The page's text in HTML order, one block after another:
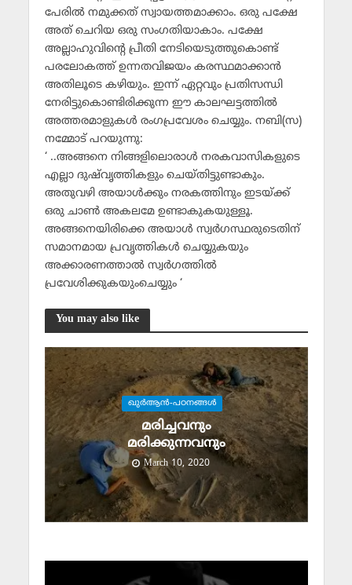
പേരില്‍ നമുക്കത് സ്വായത്തമാക്കാം. ഒരു പക്ഷേ
അത് ചെറിയ ഒരു സംഗതിയാകാം. പക്ഷേ
അല്ലാഹുവിന്റെ പ്രീതി നേടിയെടുത്തുകൊണ്ട്
പരലോകത്ത് ഉന്നതവിജയം കരസ്ഥമാക്കാന്‍
അതിലൂടെ കഴിയും. ഇന്ന് ഏറ്റവും പ്രതിസന്ധി
നേരിട്ടുകൊണ്ടിരിക്കുന്ന ഈ കാലഘട്ടത്തില്‍
അത്തരമാളുകള്‍ രംഗപ്രവേശം ചെയ്യും. നബി(സ)
നമ്മോട് പറയുന്നു:
‘ ..അങ്ങനെ നിങ്ങളിലൊരാള്‍ നരകവാസികളുടെ
എല്ലാ ദുഷ്‌വൃത്തികളും ചെയ്തിട്ടുണ്ടാകും.
അതുവഴി അയാള്‍ക്കും നരകത്തിനും ഇടയ്ക്ക്
ഒരു ചാണ്‍ അകലമേ ഉണ്ടാകുകയുള്ളൂ.
അങ്ങനെയിരിക്കെ അയാള്‍ സ്വര്‍ഗസ്ഥരുടെതിന്
സമാനമായ പ്രവൃത്തികള്‍ ചെയ്യുകയും
അക്കാരണത്താല്‍ സ്വര്‍ഗത്തില്‍
പ്രവേശിക്കുകയുംചെയ്യും ‘
You may also like
ഖുര്‍ആന്‍-പഠനങ്ങള്‍
മരിച്ചവനും
മരിക്കുന്നവനും
March 10, 2020